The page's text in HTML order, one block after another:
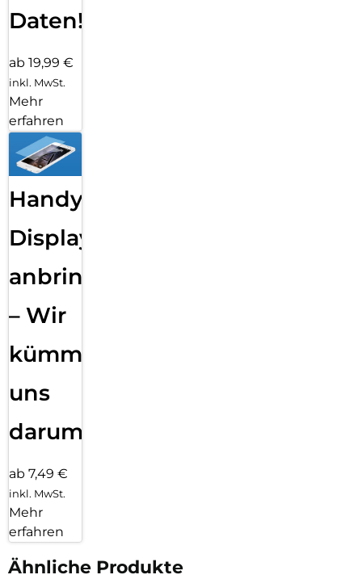
Daten!
ab 19,99 €
inkl. MwSt.
Mehr
erfahren
Handy
Displayfolie
anbringen
– Wir
kümmern
uns
darum!
ab 7,49 €
inkl. MwSt.
Mehr
erfahren
Ähnliche Produkte